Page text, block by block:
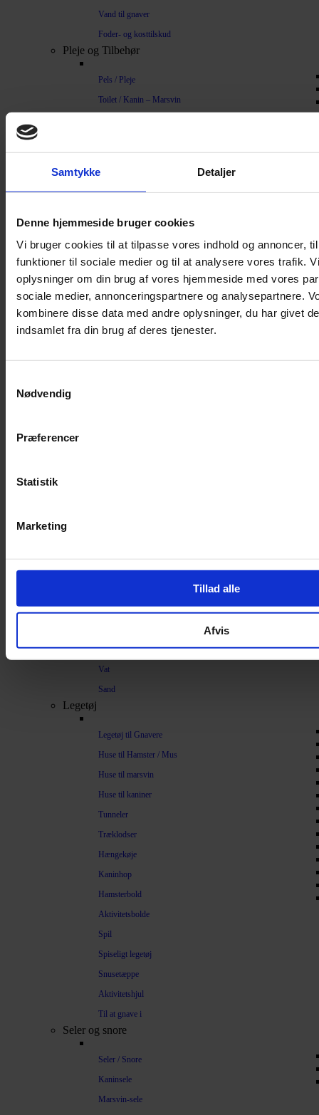
Samtykke Detaljer
Denne hjemmeside bruger cookies
Vi bruger cookies til at tilpasse vores indhold og annoncer,
funktioner til sociale medier og til at analysere vores trafik.
oplysninger om din brug af vores hjemmeside med vores
sociale medier, annonceringspartnere og analysepartnere.
kombinere disse data med andre oplysninger, du har givet
indsamlet fra din brug af deres tjenester.
Nødvendig
Præferencer
Statistik
Marketing
Tillad alle
Afvis
Vand til gnaver
Foder- og kosttilskud
Pleje og Tilbehør
Pels / Pleje
Toilet / Kanin – Marsvin
Bure
Hamsterbur
Kaninbur
Rottebur
Marsvinebur
Overdækning løbegård
Savsmuld
Bommuld
Træpiller
Vat
Sand
Legetøj
Legetøj til Gnavere
Huse til Hamster / Mus
Huse til marsvin
Huse til kaniner
Tunneler
Træklodser
Hængekøje
Kaninhop
Hamsterbold
Aktivitetsbolde
Spil
Spiseligt legetøj
Snusetæppe
Aktivitetshjul
Til at gnave i
Seler og snore
Seler / Snore
Kaninsele
Marsvin-sele